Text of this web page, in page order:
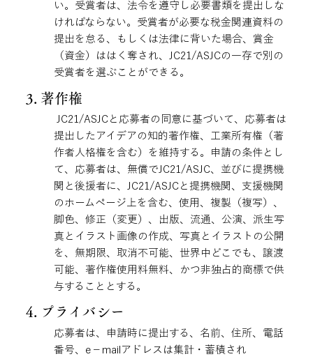
い。受賞者は、法令を遵守し必要書類を提出しな
ければならない。受賞者が必要な税金関連資料の
提出を怠る、もしくは法律に背いた場合、賞金
（資金）ははく奪され、JC21/ASJCの一存で別の
受賞者を選ぶことができる。
3. 著作権
JC21/ASJCと応募者の同意に基づいて、応募者は
提出したアイデアの知的著作権、工業所有権（著
作者人格権を含む）を維持する。申請の条件とし
て、応募者は、無償でJC21/ASJC、並びに提携機
関と後援者に、JC21/ASJCと提携機関、支援機関
のホームページ上を含む、使用、複製（複写）、
脚色、修正（変更）、出版、流通、公演、派生写
真とイラスト画像の作成、写真とイラストの公開
を、無期限、取消不可能、世界中どこでも、譲渡
可能、著作権使用料無料、かつ非独占的商標で供
与することとする。
4. プライバシー
応募者は、申請時に提出する、名前、住所、電話
番号、e－mailアドレスは集計・蓄積され